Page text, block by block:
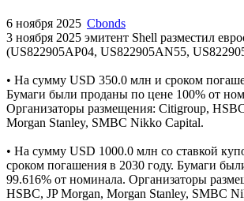
6 ноября 2025 Cbonds
3 ноября 2025 эмитент Shell разместил
(US822905AP04, US822905AN55,
• На сумму USD 350.0 млн и сроком
Бумаги были проданы по цене 100% от
Организаторы размещения: Citigroup,
Morgan Stanley, SMBC Nikko Capital.
• На сумму USD 1000.0 млн cо ставкой
сроком погашения в 2030 году. Бумаги
99.616% от номинала. Организаторы
HSBC, JP Morgan, Morgan Stanley, SMBC